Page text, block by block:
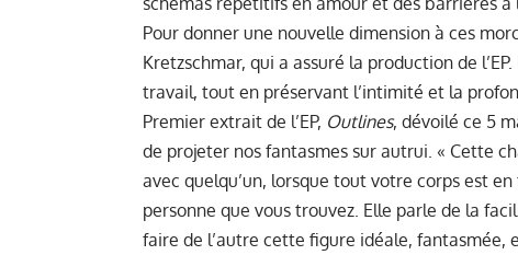
Pour donner une nouvelle dimension à ces
Kretzschmar, qui a assuré la production de
travail, tout en préservant l’intimité et la
Premier extrait de l’EP, Outlines, dévoilé ce 5
de projeter nos fantasmes sur autrui. « Cette
avec quelqu’un, lorsque tout votre corps est
personne que vous trouvez. Elle parle de la
faire de l’autre cette figure idéale, fantasmée,